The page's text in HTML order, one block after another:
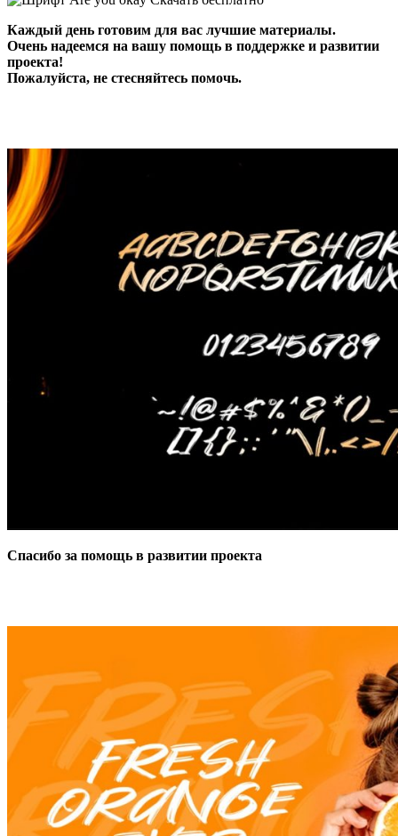
Каждый день готовим для вас лучшие материалы.
Очень надеемся на вашу помощь в поддержке и развитии
проекта!
Пожалуйста, не стесняйтесь помочь.
Спасибо за помощь в развитии проекта